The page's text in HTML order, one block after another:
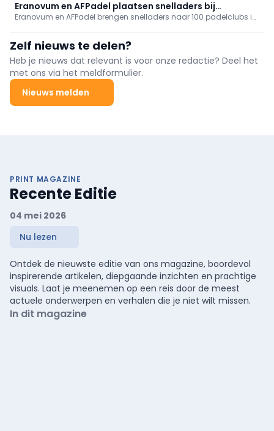
verzorgt distributie/installatie. Het modulaire systeem stuurt PV,
opslag en EV-laden aan; pioniersactie met gratis PowerHub.
Eranovum en AFPadel plaatsen snelladers bij
padelclubs
Eranovum en AFPadel brengen snelladers naar 100 padelclubs in
laadpunten.
Zelf nieuws te delen?
Heb je nieuws dat relevant is voor onze redactie? Deel het
met ons via het meldformulier.
Nieuws melden
PRINT MAGAZINE
Recente Editie
04 mei 2026
Nu lezen
Ontdek de nieuwste editie van ons magazine, boordevol
inspirerende artikelen, diepgaande inzichten en prachtige
visuals. Laat je meenemen op een reis door de meest
actuele onderwerpen en verhalen die je niet wilt missen.
In dit magazine